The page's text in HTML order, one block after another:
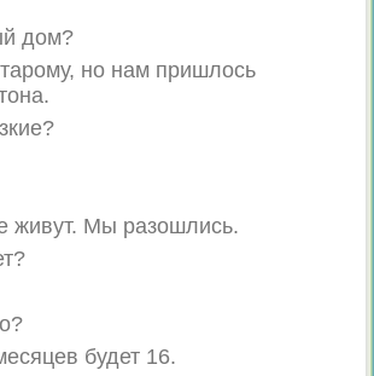
дом?
но нам пришлось
живут. Мы разошлись.
будет 16.